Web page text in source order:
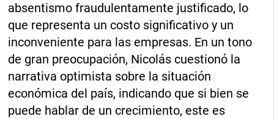
absentismo fraudulentamente justificado, lo
que representa un costo significativo y un
inconveniente para las empresas. En un tono
de gran preocupación, Nicolás cuestionó la
narrativa optimista sobre la situación
económica del país, indicando que si bien se
puede hablar de un crecimiento, este es